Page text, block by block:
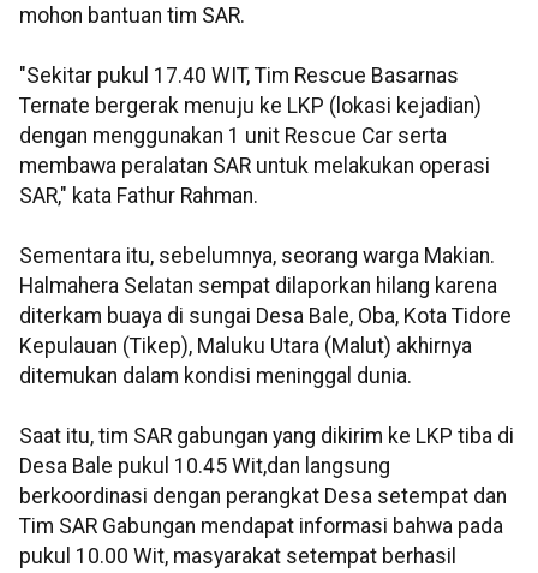
mohon bantuan tim SAR.
"Sekitar pukul 17.40 WIT, Tim Rescue Basarnas
Ternate bergerak menuju ke LKP (lokasi kejadian)
dengan menggunakan 1 unit Rescue Car serta
membawa peralatan SAR untuk melakukan operasi
SAR," kata Fathur Rahman.
Sementara itu, sebelumnya, seorang warga Makian.
Halmahera Selatan sempat dilaporkan hilang karena
diterkam buaya di sungai Desa Bale, Oba, Kota Tidore
Kepulauan (Tikep), Maluku Utara (Malut) akhirnya
ditemukan dalam kondisi meninggal dunia.
Saat itu, tim SAR gabungan yang dikirim ke LKP tiba di
Desa Bale pukul 10.45 Wit,dan langsung
berkoordinasi dengan perangkat Desa setempat dan
Tim SAR Gabungan mendapat informasi bahwa pada
pukul 10.00 Wit, masyarakat setempat berhasil